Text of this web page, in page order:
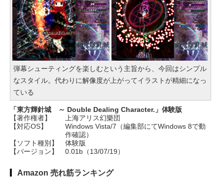
弾幕シューティングを楽しむという主旨から、今回はシンプル
なスタイル。代わりに解像度が上がってイラストが精細になっ
ている
「東方輝針城 ～ Double Dealing Character.」体験版
【著作権者】
上海アリス幻樂団
【対応OS】
Windows Vista/7（編集部にてWindows 8で動
作確認）
【ソフト種別】
体験版
【バージョン】
0.01b（13/07/19）
Amazon 売れ筋ランキング